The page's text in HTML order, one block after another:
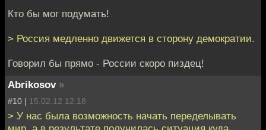
Кто бы мог подумать!
> Россия медленно движется в сторону демократии.
Говорил бы прямо - России скоро пиздец!
Abrikosov »
#10 | 15.02.12 12:18
> У нас была возможность начать переделывать